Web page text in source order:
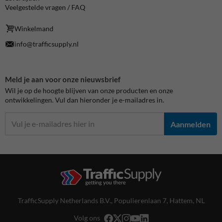
Veelgestelde vragen / FAQ
Winkelmand
info@trafficsupply.nl
Meld je aan voor onze nieuwsbrief
Wil je op de hoogte blijven van onze producten en onze
ontwikkelingen. Vul dan hieronder je e-mailadres in.
Aanmelden
TrafficSupply Netherlands B.V., Populierenlaan 7, Hattem, NL
Volg ons